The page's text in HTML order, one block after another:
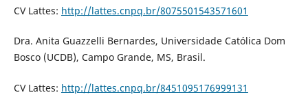
CV Lattes: http://lattes.cnpq.br/8075501543571601
Dra. Anita Guazzelli Bernardes, Universidade Católica Dom
Bosco (UCDB), Campo Grande, MS, Brasil.
CV Lattes: http://lattes.cnpq.br/8451095176999131